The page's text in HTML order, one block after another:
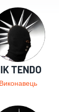
TENDO
Виконавець